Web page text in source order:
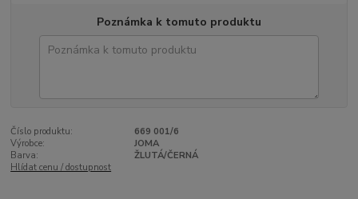
Poznámka k tomuto produktu
Číslo produktu:
669 001/6
Výrobce:
JOMA
Barva:
ŽLUTÁ/ČERNÁ
Hlídat cenu / dostupnost